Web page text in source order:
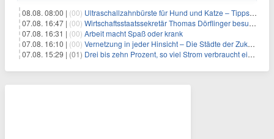
08.08. 08:00 | (00) Ultraschallzahnbürste für Hund und Katze – Tipps zur erfolgreichen Eingewöhnung
07.08. 16:47 | (00) Wirtschaftsstaatssekretär Thomas Dörflinger besucht Handwerksbetrieb im Kammerbezirk Freiburg
07.08. 16:31 | (00) Arbeit macht Spaß oder krank
07.08. 16:10 | (00) Vernetzung in jeder Hinsicht – Die Städte der Zukunft sind grün-blau
07.08. 15:29 | (01) Drei bis zehn Prozent, so viel Strom verbraucht ein Aufzug im Gebäude